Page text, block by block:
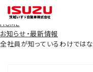
INFORMATIONお知らせ・最新情報
HOME
お知らせ・最新情報
全社員が知っているわけではな